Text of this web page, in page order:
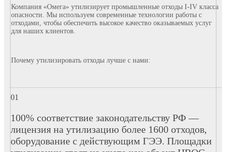
Компания «Омега» утилизирует промышленные отходы I-IV класса
опасности. Мы используем современные технологии работы с
отходами, чтобы обеспечить высокое качество оказываемых услуг
для наших клиентов.
Почему утилизировать отходы лучше с нами:
100% соответствие законодательству РФ —
лицензия на утилизацию более 1600 отходов,
оборудование с действующим ГЭЭ. Площадки